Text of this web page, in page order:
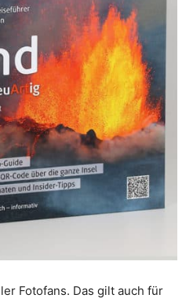
Fotofans. Das gilt auch für